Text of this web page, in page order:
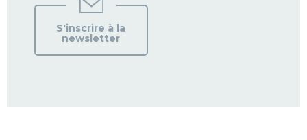
S'inscrire à la
newsletter